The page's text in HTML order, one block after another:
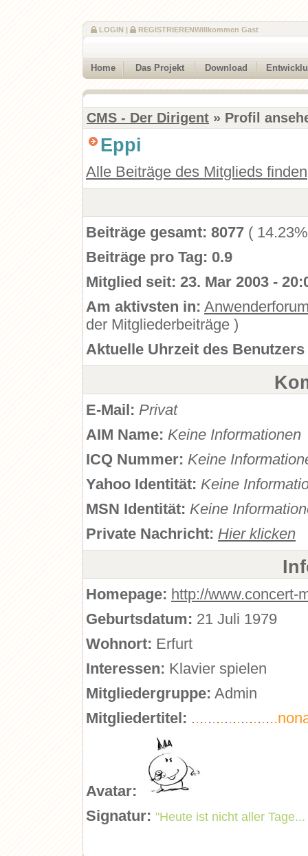
Willkommen Gast
LOGIN | REGISTRIEREN
Home Das Projekt Download
CMS - Der Dirigent » Profil
Eppi
Alle Beiträge des Mitglieds finden
Beiträge gesamt: 8077 (
Beiträge pro Tag: 0.9
Mitglied seit: 23. Mar 2003 -
Am aktivsten in:
der Mitgliederbeiträge )
Aktuelle Uhrzeit des Benutzers
E-Mail: Privat
AIM Name: Keine Informationen
ICQ Nummer: Keine
Yahoo Identität: Keine
MSN Identität: Keine
Private Nachricht: Hier klicken
Homepage: http://www.concert-
Geburtsdatum: 21 Juli 1979
Wohnort: Erfurt
Interessen: Klavier spielen
Mitgliedergruppe: Admin
Mitgliedertitel: ...................
Avatar:
Signatur: "Heute ist nicht aller